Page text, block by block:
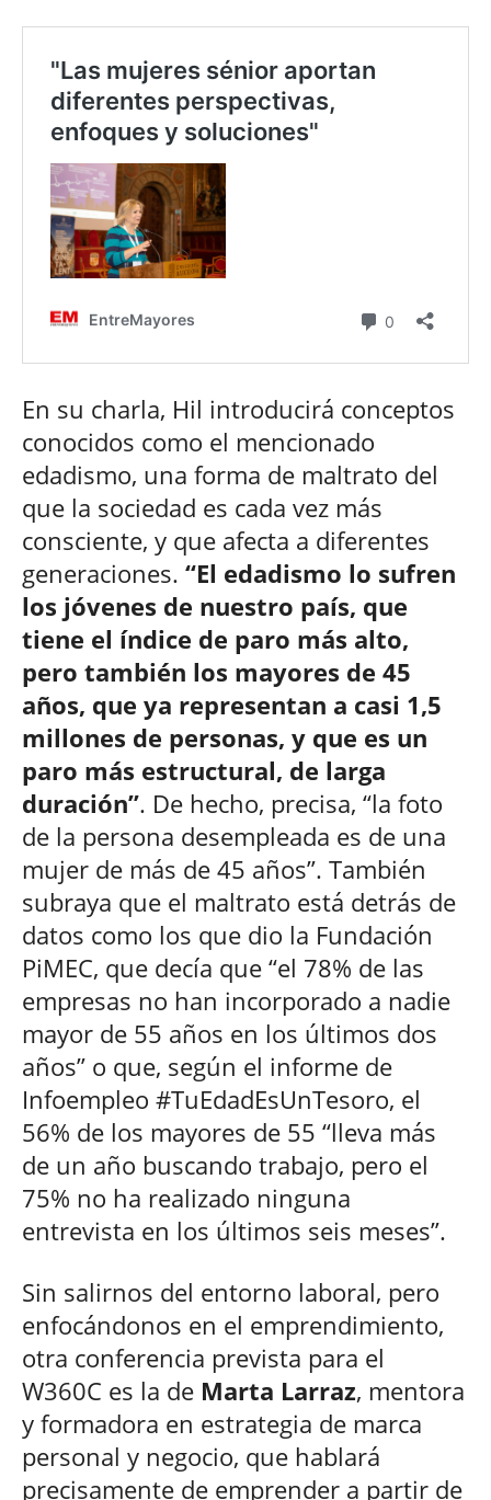
En su charla, Hil introducirá conceptos
conocidos como el mencionado
edadismo, una forma de maltrato del
que la sociedad es cada vez más
consciente, y que afecta a diferentes
generaciones. “El edadismo lo sufren
los jóvenes de nuestro país, que
tiene el índice de paro más alto,
pero también los mayores de 45
años, que ya representan a casi 1,5
millones de personas, y que es un
paro más estructural, de larga
duración”. De hecho, precisa, “la foto
de la persona desempleada es de una
mujer de más de 45 años”. También
subraya que el maltrato está detrás de
datos como los que dio la Fundación
PiMEC, que decía que “el 78% de las
empresas no han incorporado a nadie
mayor de 55 años en los últimos dos
años” o que, según el informe de
Infoempleo #TuEdadEsUnTesoro, el
56% de los mayores de 55 “lleva más
de un año buscando trabajo, pero el
75% no ha realizado ninguna
entrevista en los últimos seis meses”.
Sin salirnos del entorno laboral, pero
enfocándonos en el emprendimiento,
otra conferencia prevista para el
W360C es la de Marta Larraz, mentora
y formadora en estrategia de marca
personal y negocio, que hablará
precisamente de emprender a partir de